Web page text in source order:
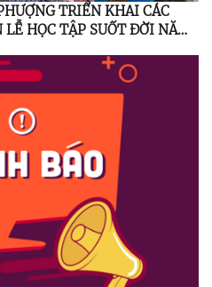
TRIỂN KHAI CÁC
HỌC TẬP SUỐT ĐỜI NĂM